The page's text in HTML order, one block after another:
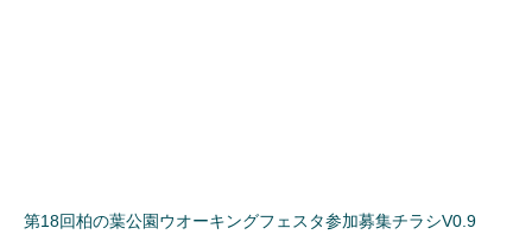
第18回柏の葉公園ウオーキングフェスタ参加募集チラシV0.9